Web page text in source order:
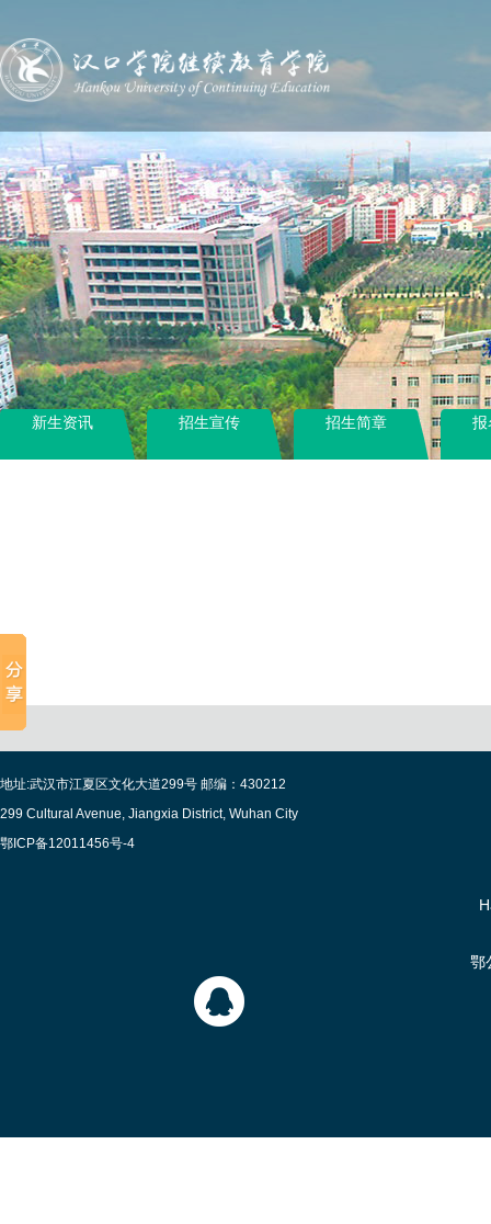
新生资讯 招生宣传 招生简章 报
地址:武汉市江夏区文化大道299号 邮编：430212
299 Cultural Avenue, Jiangxia District, Wuhan City
鄂ICP备12011456号-4
鄂